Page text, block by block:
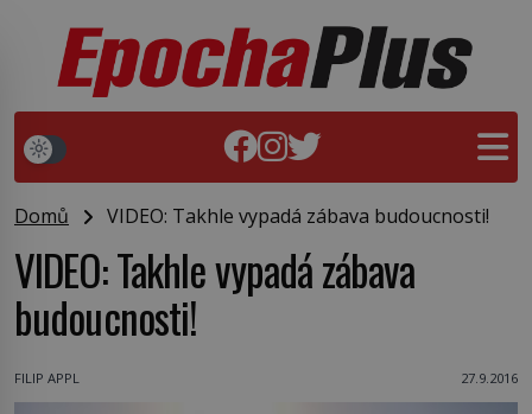
Domů VIDEO: Takhle vypadá zábava budoucnosti!
VIDEO: Takhle vypadá zábava
budoucnosti!
FILIP APPL 27.9.2016